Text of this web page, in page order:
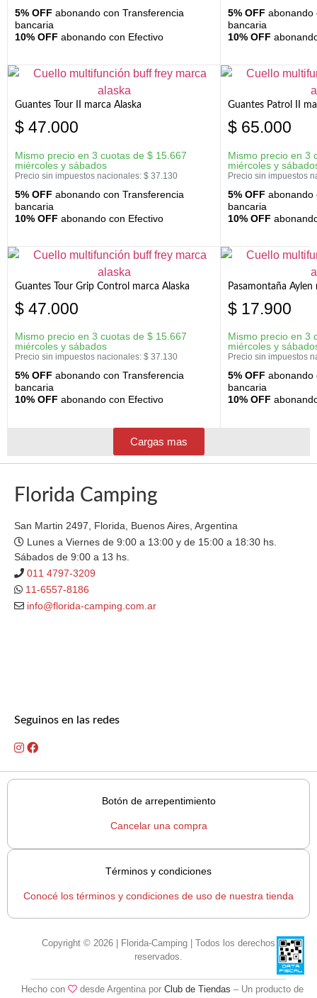
5% OFF abonando con Transferencia
bancaria
10% OFF abonando con Efectivo
5% OFF abonando
bancaria
10% OFF
Guantes Tour II marca Alaska
$ 47.000
Mismo precio en 3 cuotas de $ 15.667
miércoles y sábados
Precio sin impuestos nacionales: $ 37.130
5% OFF abonando con Transferencia
bancaria
10% OFF abonando con Efectivo
Guantes Patrol II
$ 65.000
Mismo precio en 3
miércoles y
Precio sin impuestos
5% OFF abonando
bancaria
10% OFF
Guantes Tour Grip Control marca Alaska
$ 47.000
Mismo precio en 3 cuotas de $ 15.667
miércoles y sábados
Precio sin impuestos nacionales: $ 37.130
5% OFF abonando con Transferencia
bancaria
10% OFF abonando con Efectivo
Pasamontaña Aylen
$ 17.900
Mismo precio en 3
miércoles y
Precio sin impuestos
5% OFF abonando
bancaria
10% OFF
Cargas mas
Florida Camping
San Martin 2497, Florida, Buenos Aires, Argentina
Lunes a Viernes de 9:00 a 13:00 y de 15:00 a 18:30 hs.
Sábados de 9:00 a 13 hs.
011 4797-3209
11-6557-8186
info@florida-camping.com.ar
Seguinos en las redes
Botón de arrepentimiento
Cancelar una compra
Términos y condiciones
Conocé los términos y condiciones de uso de nuestra tienda
Copyright © 2026 | Florida-Camping | Todos los derechos
reservados.
Hecho con desde Argentina por Club de Tiendas – Un producto de